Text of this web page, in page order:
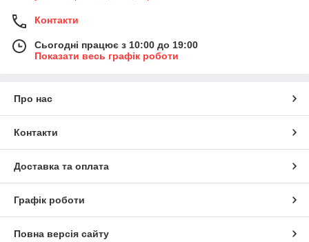
Контакти
Сьогодні працює з 10:00 до 19:00
Показати весь графік роботи
Про нас
Контакти
Доставка та оплата
Графік роботи
Повна версія сайту